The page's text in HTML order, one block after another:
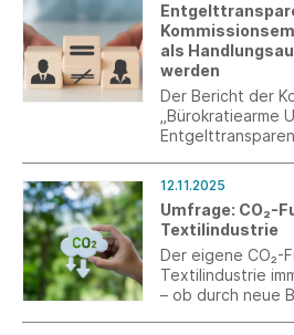
als
werden
Der Bericht der
„Bürokratiearme
12.11.2025
Umfrage: CO₂-
Textilindustrie
Der eigene CO₂-
Textilindustrie
– ob durch neue